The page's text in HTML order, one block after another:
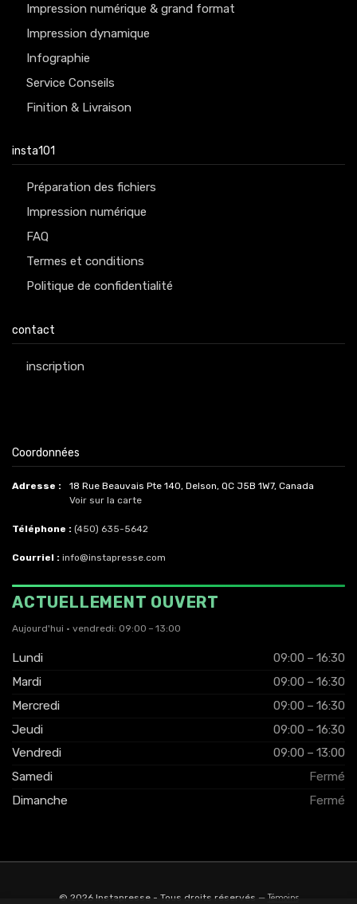
Impression numérique & grand format
Impression dynamique
Infographie
Service Conseils
Finition & Livraison
insta101
Préparation des fichiers
Impression numérique
FAQ
Termes et conditions
Politique de confidentialité
contact
inscription
Coordonnées
Adresse :
18 Rue Beauvais Pte 140, Delson, QC J5B 1W7, Canada
Voir sur la carte
Téléphone : (450) 635-5642
Courriel : info@instapresse.com
ACTUELLEMENT OUVERT
Aujourd'hui · vendredi: 09:00 – 13:00
Lundi
09:00 – 16:30
Mardi
09:00 – 16:30
Mercredi
09:00 – 16:30
Jeudi
09:00 – 16:30
Vendredi
09:00 – 13:00
Samedi
Fermé
Dimanche
Fermé
© 2026 Instapresse - Tous droits réservés — Témoins